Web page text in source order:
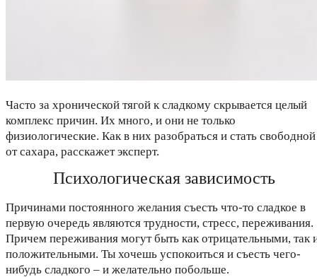
Часто за хронической тягой к сладкому скрывается целый
комплекс причин. Их много, и они не только
физиологические. Как в них разобраться и стать свободной
от сахара, расскажет эксперт.
Психологическая зависимость
Причинами постоянного желания съесть что-то сладкое в
первую очередь являются трудности, стресс, переживания.
Причем переживания могут быть как отрицательными, так
положительными. Ты хочешь успокоиться и съесть чего-
нибудь сладкого – и желательно побольше.